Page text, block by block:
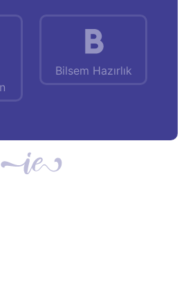
Bilsem Hazırlık